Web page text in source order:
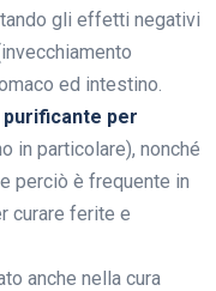
gli effetti negativi
ed intestino.
purificante per
in particolare), nonché
e perciò è frequente in
curare ferite e
anche nella cura